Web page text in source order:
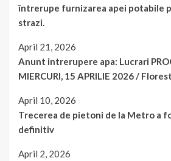
întrerupe furnizarea apei potabile
strazi.
April 21, 2026
Anunt intrerupere apa: Lucrari
MIERCURI, 15 APRILIE 2026 /
April 10, 2026
Trecerea de pietoni de la Metro a
definitiv
April 2, 2026